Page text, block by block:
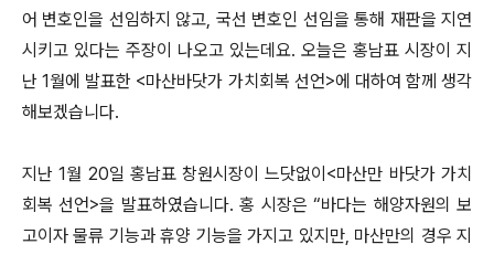
어 변호인을 선임하지 않고, 국선 변호인 선임을 통해 재판을 지연
시키고 있다는 주장이 나오고 있는데요. 오늘은 홍남표 시장이 지
난 1월에 발표한 <마산바닷가 가치회복 선언>에 대하여 함께 생각
해보겠습니다.
지난 1월 20일 홍남표 창원시장이 느닷없이<마산만 바닷가 가치
회복 선언>을 발표하였습니다. 홍 시장은 “바다는 해양자원의 보
고이자 물류 기능과 휴양 기능을 가지고 있지만, 마산만의 경우 지